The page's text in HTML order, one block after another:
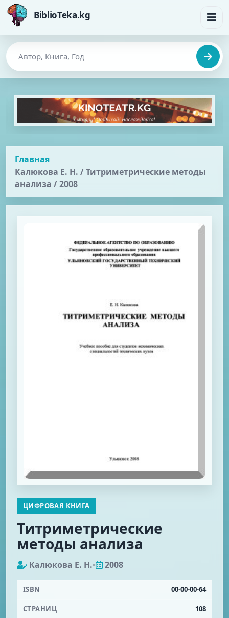
BiblioTeka.kg
Главная
Калюкова Е. Н. / Титриметрические методы
анализа / 2008
ЦИФРОВАЯ КНИГА
Титриметрические
методы анализа
Калюкова Е. Н.• 2008
ISBN 00-00-00-64
СТРАНИЦ 108